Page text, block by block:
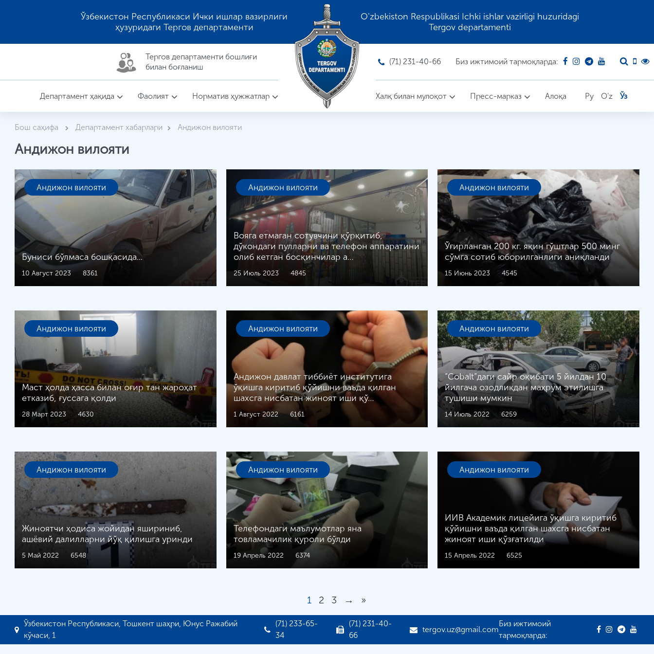
Ўзбекистон Республикаси Ички ишлар вазирлиги
ҳузуридаги Тергов департаменти
O'zbekiston Respublikasi Ichki ishlar vazirligi huzuridagi
Tergov departamenti
Тергов департaменти бошлиғи
билан боғланиш
(71) 231-40-66 Биз ижтимоий тармоқларда:
Департамент ҳақида Фаолият Норматив ҳужжатлар Халқ билан мулоқот Пресс-марказ Алоқа Ру O'z Ўз
Бош саҳифа Департамент хабарлари Андижон вилояти
Андижон вилояти
Андижон вилояти
Буниси бўлмаса бошқасида...
10 Август 2023 8361
Андижон вилояти
Вояга етмаган сотувчини қўрқитиб,
дўкондаги пулларни ва телефон аппаратини
олиб кетган босқинчилар а…
25 Июль 2023 4845
Андижон вилояти
Ўғирланган 200 кг. яқин гўштлар 500 минг
сўмга сотиб юборилганлиги аниқланди
15 Июнь 2023 4545
Андижон вилояти
Маст ҳолда ҳасса билан оғир тан жароҳат
етказиб, ғуссага қолди
28 Март 2023 4630
Андижон вилояти
Андижон давлат тиббиёт институтига
ўқишга киритиб қўйишни ваъда қилган
шахсга нисбатан жиноят иши қў…
1 Август 2022 6161
Андижон вилояти
“Cobalt”даги сайр оқибати 5 йилдан 10
йилгача озодликдан маҳрум этилишга
тушиши мумкин
14 Июль 2022 6259
Андижон вилояти
Жиноятчи ҳодиса жойидан яшириниб,
ашёвий далилларни йўқ қилишга уринди
5 Май 2022 6548
Андижон вилояти
Телефондаги маълумотлар яна
товламачилик қуроли бўлди
19 Апрель 2022 6374
Андижон вилояти
ИИВ Академик лицейига ўқишга киритиб
қўйишни ваъда қилган шахсга нисбатан
жиноят иши қўзғатилди
15 Апрель 2022 6525
1 2 3 → »
Ўзбекистон Республикаси, Тошкент шаҳри, Юнус Ражабий
кўчаси, 1
(71) 233-65-
34
(71) 231-40-
66
tergov.uz@gmail.com
Биз ижтимоий
тармоқларда: